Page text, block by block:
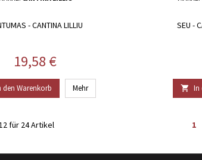
- CANTINA LILLIU
Preis
19,58 €
den Warenkorb Mehr
SEU -
 In
für 24 Artikel 1